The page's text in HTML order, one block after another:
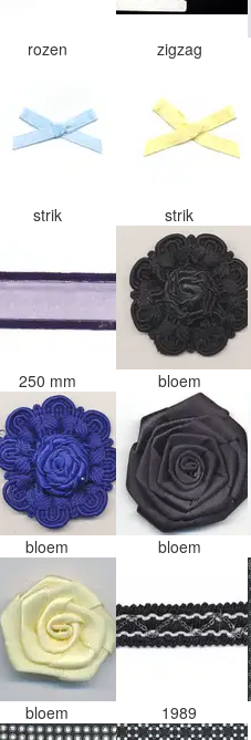
rozen zigzag
strik strik
250 mm bloem
bloem bloem
bloem 1989